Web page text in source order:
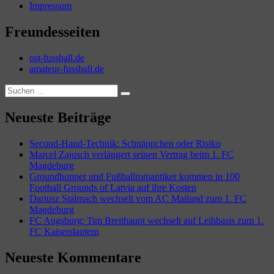
Impressum
Freundesseiten
ost-fussball.de
amateur-fussball.de
Suchen
nach:
Suchen
Neueste Beiträge
Second-Hand-Technik: Schnäppchen oder Risiko
Marcel Zajusch verlängert seinen Vertrag beim 1. FC
Magdeburg
Groundhopper und Fußballromantiker kommen in 100
Football Grounds of Latvia auf ihre Kosten
Dariusz Stalmach wechselt vom AC Mailand zum 1. FC
Magdeburg
FC Augsburg: Tim Breithaupt wechselt auf Leihbasis zum 1.
FC Kaiserslautern
Neueste Kommentare